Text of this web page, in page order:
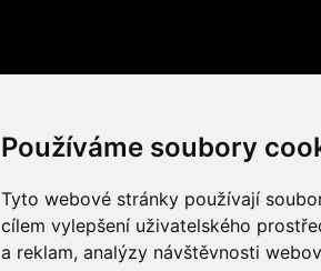
Používáme soubory
Tyto webové stránky používají
cílem vylepšení uživatelského
a reklam, analýzy návštěvnosti